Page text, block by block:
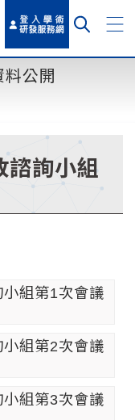
料公開
諮詢小組
組第1次會議
組第2次會議
組第3次會議